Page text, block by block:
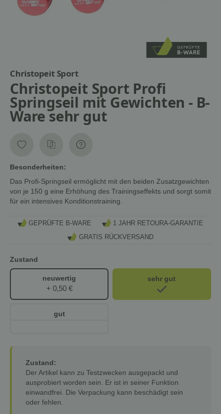
Christopeit Sport
Christopeit Sport Profi
Springseil mit Gewichten - B-
Ware sehr gut
Besonderheiten:
Das Profi-Springseil ermöglicht mit den beiden Zusatzgewichten
von je 150 g eine Erhöhung des Trainingseffekts und sorgt somit
für ein intensives Konditionstraining.
GEPRÜFTE B-WARE
1 JAHR RETOURA-GARANTIE
GRATIS RÜCKVERSAND
Zustand
neuwertig
+ 0,50 €
sehr gut
gut
Zustand:
Der Artikel kann zu Testzwecken ausgepackt und
ausprobiert worden sein. Er ist in seiner Funktion
einwandfrei. Die Verpackung kann beschädigt sein
oder fehlen.